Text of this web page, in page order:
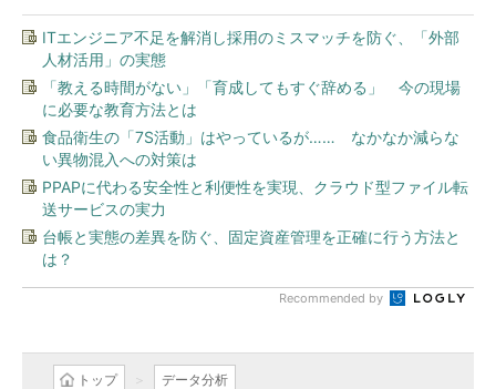
ITエンジニア不足を解消し採用のミスマッチを防ぐ、「外部
人材活用」の実態
「教える時間がない」「育成してもすぐ辞める」 今の現場
に必要な教育方法とは
食品衛生の「7S活動」はやっているが…… なかなか減らな
い異物混入への対策は
PPAPに代わる安全性と利便性を実現、クラウド型ファイル転
送サービスの実力
台帳と実態の差異を防ぐ、固定資産管理を正確に行う方法と
は？
Recommended by
トップ データ分析